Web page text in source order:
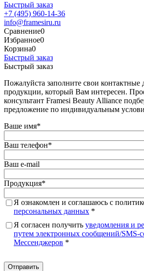
Быстрый заказ
+7 (495) 960-14-36
info@framesiru.ru
Сравнение0
Избранное0
Корзина0
Быстрый заказ
Быстрый заказ
Пожалуйста заполните свои контактные
продукции, который Вам интересен.
консультант Framesi Beauty Alliance
предложение по индивидуальным
Ваше имя*
Ваш телефон*
Ваш e-mail
Продукция*
Я ознакомлен и соглашаюсь с
персональных данных *
Я согласен получить уведомления и
путем электронных сообщений/SMS-
Мессенджеров *